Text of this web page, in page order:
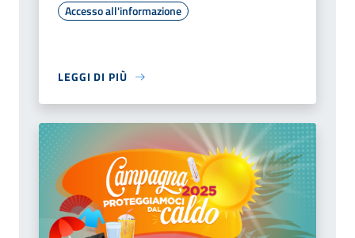
Accesso all'informazione
LEGGI DI PIÙ